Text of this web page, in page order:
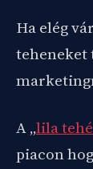
Ha elég
teheneket
A „lila
piacon